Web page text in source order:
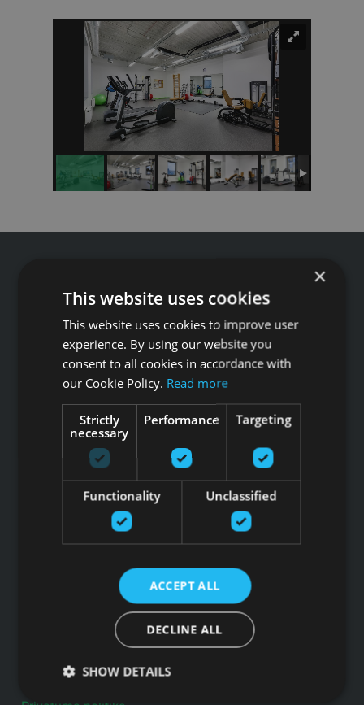
Tālrunis: +371 67 99 40 44
info@gfitness.lv
SIA G Kolizejs
Juridiskā adrese: Ezermalas iela 6 k-3, Rīga, LV-1006
Reģ.Nr. 44103017158 PVN Nr. LV44103017158
A/S SEB Banka LV92UNLA0004007467819 , SWIFT: UNLALV2X
GFITNESS JAUNUMI TAVĀ E-PASTĀ
×
This website uses cookies
This website uses cookies to improve user
experience. By using our website you
consent to all cookies in accordance with
our Cookie Policy. Read more
Strictly
necessary
Performance Targeting
Functionality Unclassified
ACCEPT ALL
DECLINE ALL
SHOW DETAILS